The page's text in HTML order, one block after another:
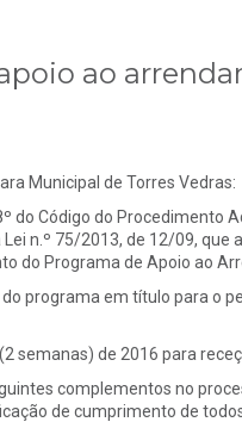
ao
Municipal de Torres Vedras:
do Código do Procedimento
n.º 75/2013, de 12/09, que
do Programa de Apoio ao
programa em título para o
semanas) de 2016 para
complementos no
de cumprimento de